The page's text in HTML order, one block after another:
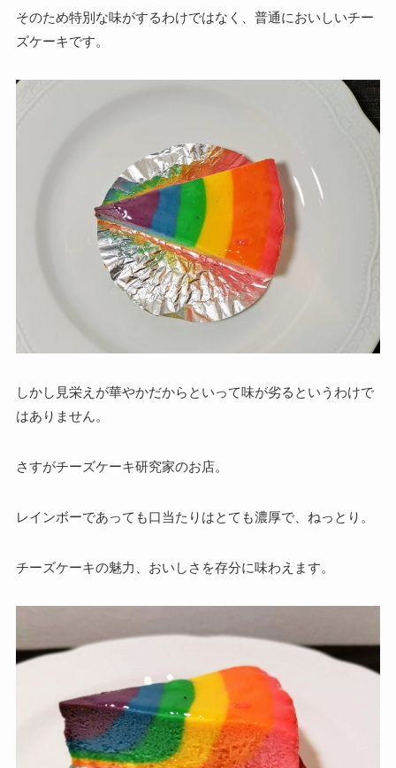
そのため特別な味がするわけではなく、普通においしいチー
ズケーキです。
しかし見栄えが華やかだからといって味が劣るというわけで
はありません。
さすがチーズケーキ研究家のお店。
レインボーであっても口当たりはとても濃厚で、ねっとり。
チーズケーキの魅力、おいしさを存分に味わえます。